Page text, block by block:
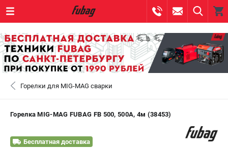
ЗАКАЗАТЬ ЗАПЧАСТЬ
+7 (8112) 59-10-67 - ЗАКАЗ ЗАПЧАСТЕЙ
+7 (812) 317-60-57 - ЗАКАЗ ИЗДЕЛИЙ
САНКТ-ПЕТЕРБУРГ
0 ₽
Горелки для MIG-MAG сварки
Горелка MIG-MAG FUBAG FB 500, 500А, 4м (38453)
Бесплатная доставка